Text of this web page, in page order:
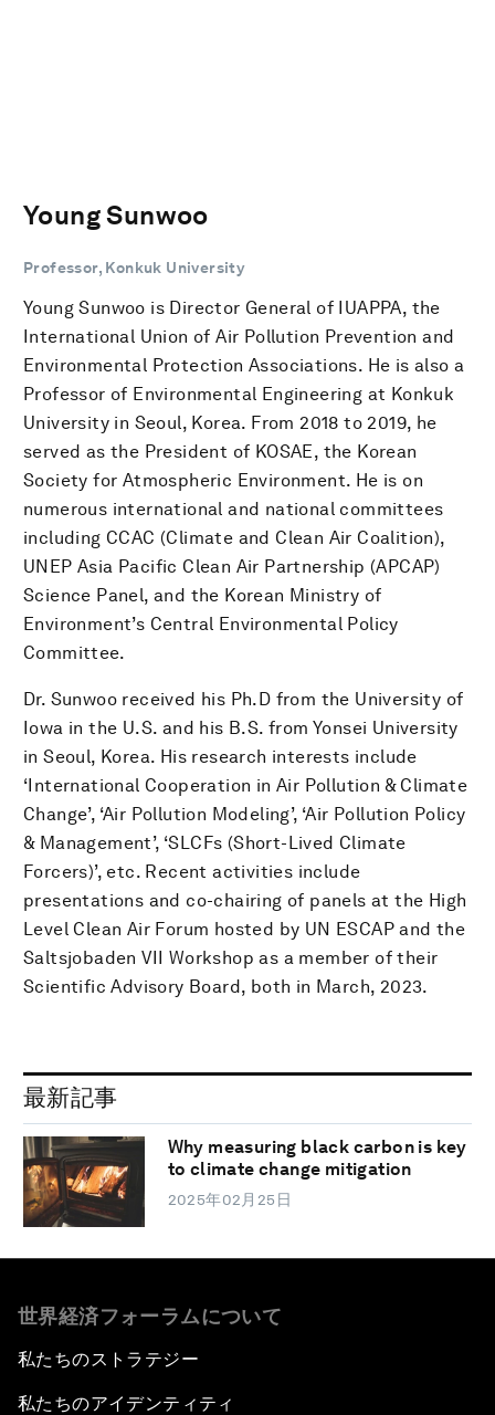
Young Sunwoo
Professor, Konkuk University
Young Sunwoo is Director General of IUAPPA, the
International Union of Air Pollution Prevention and
Environmental Protection Associations. He is also a
Professor of Environmental Engineering at Konkuk
University in Seoul, Korea. From 2018 to 2019, he
served as the President of KOSAE, the Korean
Society for Atmospheric Environment. He is on
numerous international and national committees
including CCAC (Climate and Clean Air Coalition),
UNEP Asia Pacific Clean Air Partnership (APCAP)
Science Panel, and the Korean Ministry of
Environment’s Central Environmental Policy
Committee.
Dr. Sunwoo received his Ph.D from the University of
Iowa in the U.S. and his B.S. from Yonsei University
in Seoul, Korea. His research interests include
‘International Cooperation in Air Pollution & Climate
Change’, ‘Air Pollution Modeling’, ‘Air Pollution Policy
& Management’, ‘SLCFs (Short-Lived Climate
Forcers)’, etc. Recent activities include
presentations and co-chairing of panels at the High
Level Clean Air Forum hosted by UN ESCAP and the
Saltsjobaden VII Workshop as a member of their
Scientific Advisory Board, both in March, 2023.
最新記事
Why measuring black carbon is key
to climate change mitigation
2025年02月25日
世界経済フォーラムについて
私たちのストラテジー
私たちのアイデンティティ